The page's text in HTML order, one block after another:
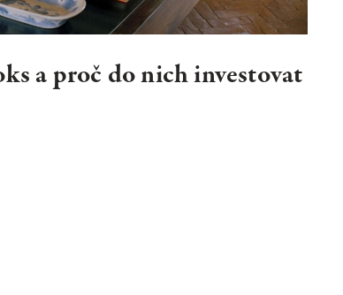
a proč do nich investovat